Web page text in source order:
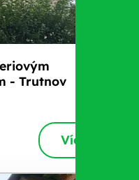
- Trutnov
Více